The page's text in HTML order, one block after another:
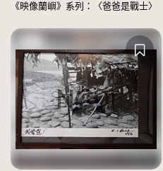
《映像蘭嶼》系列：〈爸爸是戰士〉